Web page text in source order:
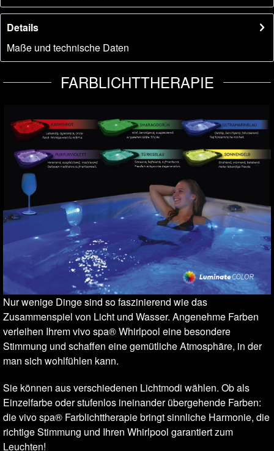
Details
Maße und technische Daten
FARBLICHTTHERAPIE
Nur wenige Dinge sind so faszinierend wie das
Zusammenspiel von Licht und Wasser. Angenehme Farben
verleihen Ihrem vivo spa® Whirlpool eine besondere
Stimmung und schaffen eine gemütliche Atmosphäre, in der
man sich wohlfühlen kann.
Sie können aus verschiedenen Lichtmodi wählen. Ob als
Einzelfarbe oder stufenlos ineinander übergehende Farben:
die vivo spa® Farblichttherapie bringt sinnliche Harmonie, die
richtige Stimmung und Ihren Whirlpool garantiert zum
Leuchten!